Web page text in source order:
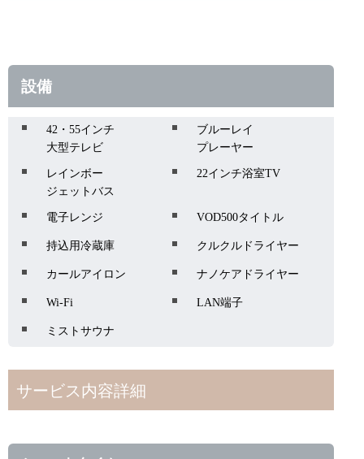
サービス内容詳細
設備
42・55インチ
大型テレビ
ブルーレイ
プレーヤー
レインボー
ジェットバス
22インチ浴室TV
電子レンジ VOD500タイトル
持込用冷蔵庫 クルクルドライヤー
カールアイロン ナノケアドライヤー
Wi-Fi LAN端子
ミストサウナ